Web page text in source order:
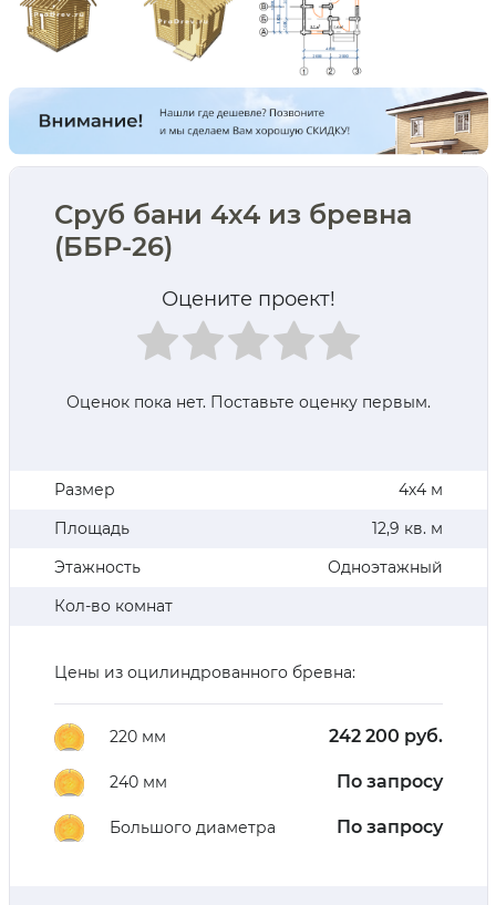
Сруб бани 4х4 из бревна
(ББР-26)
Оцените проект!
Оценок пока нет. Поставьте оценку первым.
Размер
4х4 м
Площадь
12,9 кв. м
Этажность
Одноэтажный
Кол-во комнат
Цены из оцилиндрованного бревна:
220 мм 242 200 руб.
240 мм По запросу
Большого диаметра По запросу